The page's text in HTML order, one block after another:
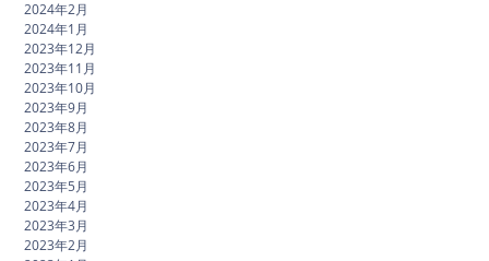
2024年2月
2024年1月
2023年12月
2023年11月
2023年10月
2023年9月
2023年8月
2023年7月
2023年6月
2023年5月
2023年4月
2023年3月
2023年2月